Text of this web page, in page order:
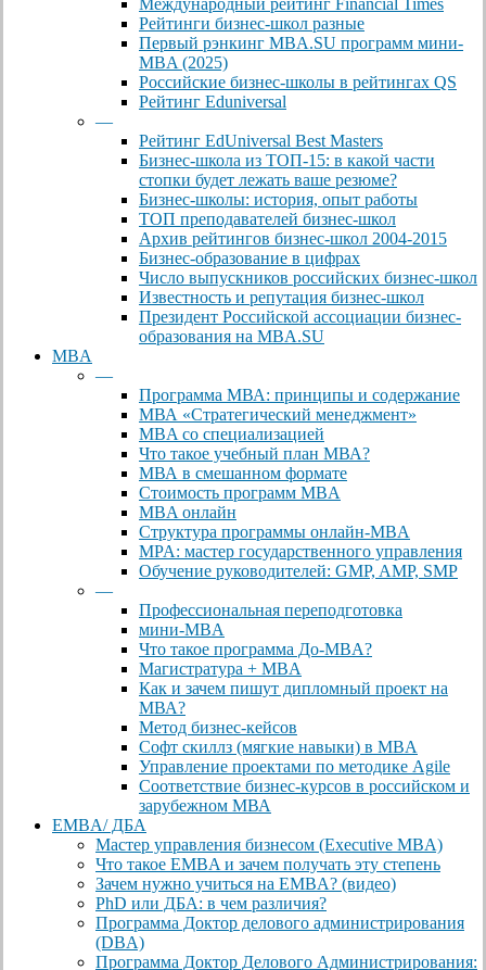
Международный рейтинг Financial Times
Рейтинги бизнес-школ разные
Первый рэнкинг MBA.SU программ мини-
MBA (2025)
Российские бизнес-школы в рейтингах QS
Рейтинг Eduniversal
—
Рейтинг EdUniversal Best Masters
Бизнес-школа из ТОП-15: в какой части
стопки будет лежать ваше резюме?
Бизнес-школы: история, опыт работы
ТОП преподавателей бизнес-школ
Архив рейтингов бизнес-школ 2004-2015
Бизнес-образование в цифрах
Число выпускников российских бизнес-школ
Известность и репутация бизнес-школ
Президент Российской ассоциации бизнес-
образования на MBA.SU
MBA
—
Программа МВА: принципы и содержание
МВА «Cтратегический менеджмент»
MBA со специализацией
Что такое учебный план МВА?
МВА в смешанном формате
Стоимость программ MBA
MBA онлайн
Cтруктура программы онлайн-MBA
MPA: мастер государственного управления
Обучение руководителей: GMP, AMP, SMP
—
Профессиональная переподготовка
мини-MBA
Что такое программа До-MBA?
Магистратура + MBA
Как и зачем пишут дипломный проект на
МВА?
Метод бизнес-кейсов
Софт скиллз (мягкие навыки) в MBA
Управление проектами по методике Agile
Соответствие бизнес-курсов в российском и
зарубежном МВА
EMBA/ ДБA
Мастер управления бизнесом (Executive MBA)
Что такое EMBA и зачем получать эту степень
Зачем нужно учиться на EMBA? (видео)
PhD или ДБА: в чем различия?
Программа Доктор делового администрирования
(DBА)
Программа Доктор Делового Администрирования: